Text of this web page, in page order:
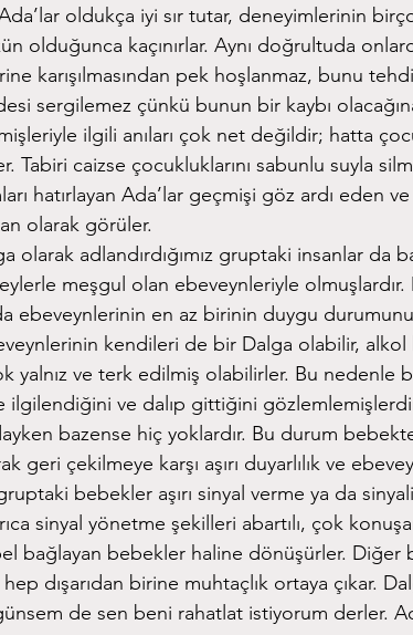
oldukça iyi sır tutar, deneyimlerinin
olduğunca kaçınırlar. Aynı doğrultuda
karışılmasından pek hoşlanmaz, bunu
sergilemez çünkü bunun bir kaybı
ilgili anıları çok net değildir; hatta
Tabiri caizse çocukluklarını sabunlu suyla
hatırlayan Ada’lar geçmişi göz ardı eden
olarak görüler.
olarak adlandırdığımız gruptaki insanlar da
meşgul olan ebeveynleriyle
ebeveynlerinin en az birinin duygu
kendileri de bir Dalga olabilir, alkol
yalnız ve terk edilmiş olabilirler. Bu nedenle
ilgilendiğini ve dalıp gittiğini
bazense hiç yoklardır. Bu durum
geri çekilmeye karşı aşırı duyarlılık ve
bebekler aşırı sinyal verme ya da
sinyal yönetme şekilleri abartılı, çok
bağlayan bebekler haline dönüşürler. Diğer
dışarıdan birine muhtaçlık ortaya çıkar.
de sen beni rahatlat istiyorum derler.